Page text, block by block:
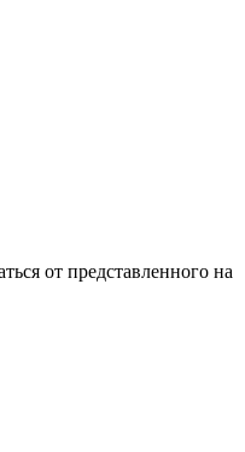
от представленного на